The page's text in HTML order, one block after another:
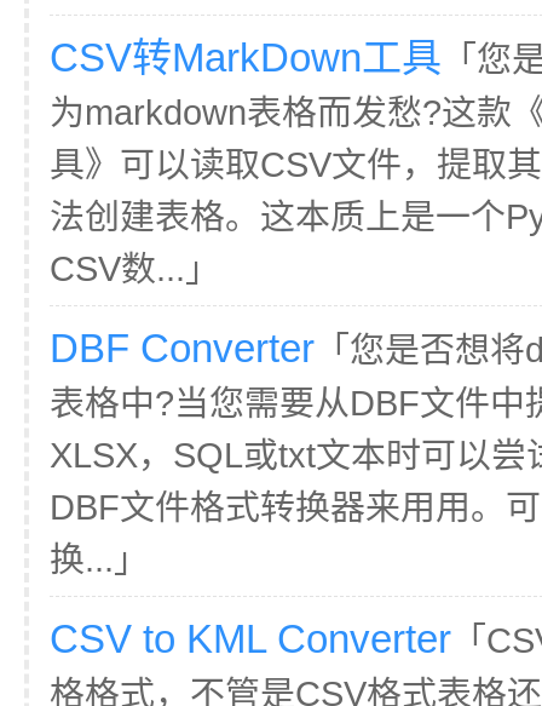
CSV转MarkDown工具 「您
为markdown表格而发愁?这款
具》可以读取CSV文件，提取
法创建表格。这本质上是一个
CSV数...」
DBF Converter 「您是否想
表格中?当您需要从DBF文件中
XLSX，SQL或txt文本时可以
DBF文件格式转换器来用用。
换...」
CSV to KML Converter 「
格格式，不管是CSV格式表格